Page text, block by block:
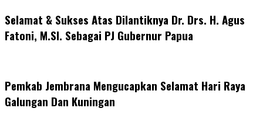
Selamat & Sukses Atas Dilantiknya Dr. Drs. H. Agus
Fatoni, M.SI. Sebagai PJ Gubernur Papua
Pemkab Jembrana Mengucapkan Selamat Hari Raya
Galungan Dan Kuningan